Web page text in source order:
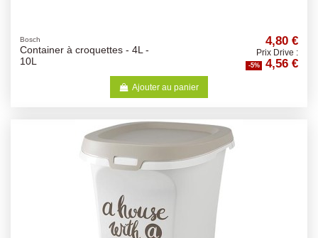
Bosch
Container à croquettes - 4L -
10L
4,80 €
Prix Drive :
-5% 4,56 €
Ajouter au panier